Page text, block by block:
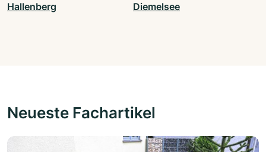
Hallenberg Diemelsee
Neueste Fachartikel